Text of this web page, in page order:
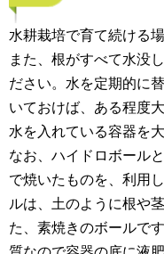
水耕栽培で育て続ける
また、根がすべて水没
ださい。水を定期的に
いておけば、ある程度
水を入れている容器を
なお、ハイドロボール
で焼いたものを、利用
ルは、土のように根や
た、素焼きのボールで